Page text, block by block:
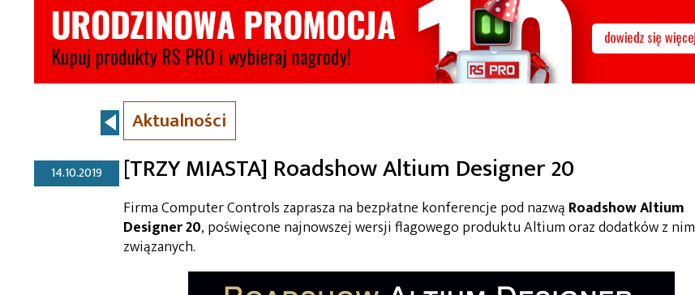
Aktualności
14.10.2019 [TRZY MIASTA] Roadshow Altium Designer 20
Firma Computer Controls zaprasza na bezpłatne konferencje pod nazwą Roadshow Altium
Designer 20, poświęcone najnowszej wersji flagowego produktu Altium oraz dodatków z nim
związanych.